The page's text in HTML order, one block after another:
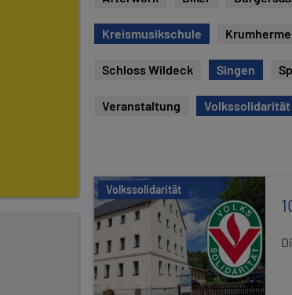
t
u
Kreismusikschule
Schloss Wildeck Singen
Veranstaltung Volkssolidarität
Volkssolidarität